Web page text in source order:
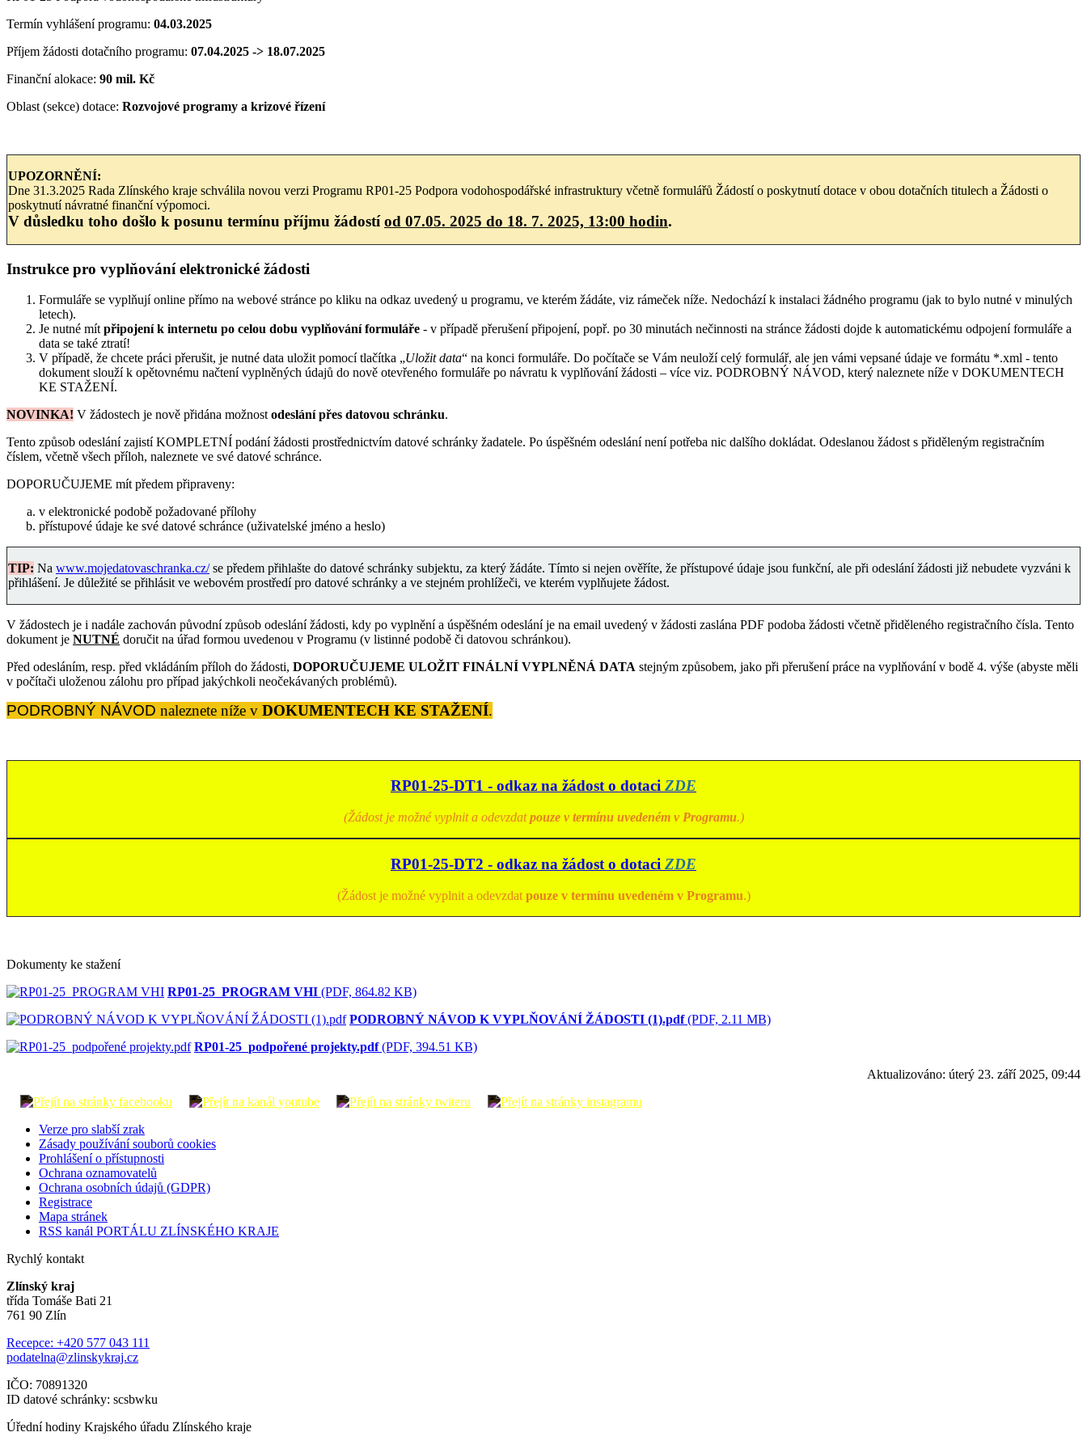
Termín vyhlášení programu: 04.03.2025
Příjem žádosti dotačního programu: 07.04.2025 -> 18.07.2025
Finanční alokace: 90 mil. Kč
Oblast (sekce) dotace: Rozvojové programy a krizové řízení
UPOZORNĚNÍ:
Dne 31.3.2025 Rada Zlínského kraje schválila novou verzi Programu RP01-25 Podpora vodohospodářské infrastruktury včetně formulářů Žádostí o poskytnutí dotace v obou dotačních titulech a Žádosti o
poskytnutí návratné finanční výpomoci.
V důsledku toho došlo k posunu termínu příjmu žádostíod 07.05. 2025 do 18. 7. 2025, 13:00 hodin.
Instrukce pro vyplňování elektronické žádosti
Formuláře se vyplňují online přímo na webové stránce po kliku na odkaz uvedený u programu, ve kterém žádáte, viz rámeček níže. Nedochází k instalaci žádného programu (jak to bylo nutné v minulých
letech).
Je nutné mít připojení k internetu po celou dobu vyplňování formuláře - v případě přerušení připojení, popř. po 30 minutách nečinnosti na stránce žádosti dojde k automatickému odpojení formuláře a
data se také ztratí!
V případě, že chcete práci přerušit, je nutné data uložit pomocí tlačítka „Uložit data“ na konci formuláře. Do počítače se Vám neuloží celý formulář, ale jen vámi vepsané údaje ve formátu *.xml - tento
dokument slouží k opětovnému načtení vyplněných údajů do nově otevřeného formuláře po návratu k vyplňování žádosti – více viz. PODROBNÝ NÁVOD, který naleznete níže v DOKUMENTECH
KE STAŽENÍ.
NOVINKA! V žádostech je nově přidána možnost odeslání přes datovou schránku.
Tento způsob odeslání zajistí KOMPLETNÍ podání žádosti prostřednictvím datové schránky žadatele. Po úspěšném odeslání není potřeba nic dalšího dokládat. Odeslanou žádost s přiděleným registračním
číslem, včetně všech příloh, naleznete ve své datové schránce.
DOPORUČUJEME mít předem připraveny:
v elektronické podobě požadované přílohy
přístupové údaje ke své datové schránce (uživatelské jméno a heslo)
TIP: Na www.mojedatovaschranka.cz/se předem přihlašte do datové schránky subjektu, za který žádáte. Tímto si nejen ověříte, že přístupové údaje jsou funkční, ale při odeslání žádosti již nebudete vyzváni k
přihlášení. Je důležité se přihlásit ve webovém prostředí pro datové schránky a ve stejném prohlížeči, ve kterém vyplňujete žádost.
V žádostech je i nadále zachován původní způsob odeslání žádosti, kdy po vyplnění a úspěšném odeslání je na email uvedený v žádosti zaslána PDF podoba žádosti včetně přiděleného registračního čísla. Tento
dokument je NUTNÉ doručit na úřad formou uvedenou v Programu (v listinné podobě či datovou schránkou).
Před odesláním, resp. před vkládáním příloh do žádosti, DOPORUČUJEME ULOŽIT FINÁLNÍ VYPLNĚNÁ DATA stejným způsobem, jako při přerušení práce na vyplňování v bodě 4. výše (abyste měli
v počítači uloženou zálohu pro případ jakýchkoli neočekávaných problémů).
PODROBNÝ NÁVOD naleznete níže v DOKUMENTECH KE STAŽENÍ.
RP01-25-DT1 - odkaz na žádost o dotaci ZDE
(Žádost je možné vyplnit a odevzdatpouze v termínu uvedeném v Programu.)
RP01-25-DT2 - odkaz na žádost o dotaci ZDE
(Žádost je možné vyplnit a odevzdat pouze v termínu uvedeném v Programu.)
Dokumenty ke stažení
RP01-25_PROGRAM VHI (PDF, 864.82 KB)
PODROBNÝ NÁVOD K VYPLŇOVÁNÍ ŽÁDOSTI (1).pdf(PDF, 2.11 MB)
RP01-25_podpořené projekty.pdf(PDF, 394.51 KB)
Aktualizováno: úterý 23. září 2025, 09:44
Verze pro slabší zrak
Zásady používání souborů cookies
Prohlášení o přístupnosti
Ochrana oznamovatelů
Ochrana osobních údajů (GDPR)
Registrace
Mapa stránek
RSS kanál PORTÁLU ZLÍNSKÉHO KRAJE
Rychlý kontakt
Zlínský kraj
třída Tomáše Bati 21
761 90 Zlín
Recepce: +420 577 043 111
podatelna@zlinskykraj.cz
IČO: 70891320
ID datové schránky: scsbwku
Úřední hodiny Krajského úřadu Zlínského kraje